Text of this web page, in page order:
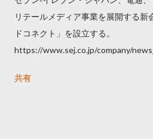
リテールメディア事業を展開する新
ドコネクト」を設立する。
https://www.sej.co.jp/company/
共有